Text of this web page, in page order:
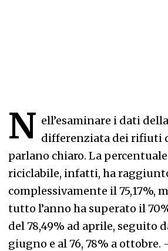
N ell’esaminare i dati
differenziata dei rifiuti
parlano chiaro. La
riciclabile, infatti, ha
complessivamente il 75,17%,
tutto l’anno ha superato il
del 78,49% ad aprile, seguito
giugno e al 76, 78% a ottobre.